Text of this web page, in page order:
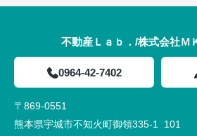
不動産Ｌａｂ．/株式会社Ｍ
0964-42-7402
〒869-0551
熊本県宇城市不知火町御領335-1 101